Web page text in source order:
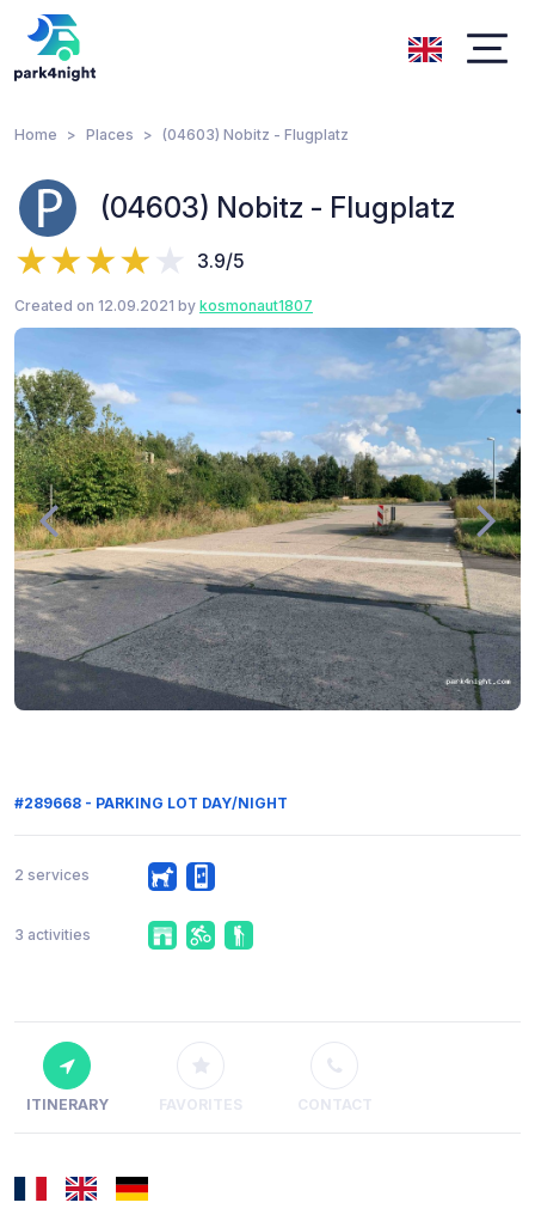
Home Places (04603) Nobitz - Flugplatz
(04603) Nobitz - Flugplatz
3.9/5
Created on 12.09.2021 by kosmonaut1807
#289668 - PARKING LOT DAY/NIGHT
2 services
3 activities
ITINERARY FAVORITES CONTACT